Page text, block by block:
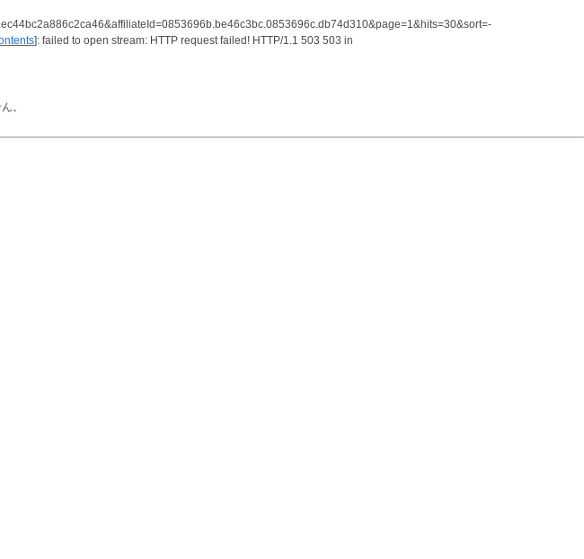
]: failed to open stream: HTTP request failed! HTTP/1.1 503 503 in
。